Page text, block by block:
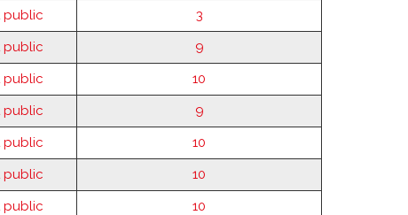
public
3
public
9
public
10
public
9
public
10
public
10
public
10